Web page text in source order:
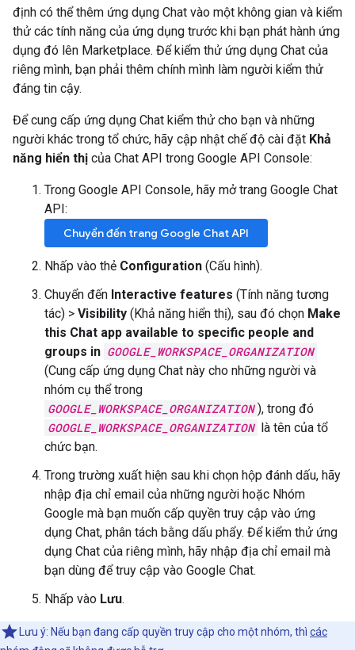
định có thể thêm ứng dụng Chat vào một không gian và kiểm
thử các tính năng của ứng dụng trước khi bạn phát hành ứng
dụng đó lên Marketplace. Để kiểm thử ứng dụng Chat của
riêng mình, bạn phải thêm chính mình làm người kiểm thử
đáng tin cậy.
Để cung cấp ứng dụng Chat kiểm thử cho bạn và những
người khác trong tổ chức, hãy cập nhật chế độ cài đặt Khả
năng hiển thị của Chat API trong Google API Console:
Trong Google API Console, hãy mở trang Google Chat
API:
Chuyển đến trang Google Chat API
Nhấp vào thẻ Configuration (Cấu hình).
Chuyển đến Interactive features (Tính năng tương
tác) > Visibility (Khả năng hiển thị), sau đó chọn Make
this Chat app available to specific people and
groups in GOOGLE_WORKSPACE_ORGANIZATION
(Cung cấp ứng dụng Chat này cho những người và
nhóm cụ thể trong
GOOGLE_WORKSPACE_ORGANIZATION ), trong đó
GOOGLE_WORKSPACE_ORGANIZATION là tên của tổ
chức bạn.
Trong trường xuất hiện sau khi chọn hộp đánh dấu, hãy
nhập địa chỉ email của những người hoặc Nhóm
Google mà bạn muốn cấp quyền truy cập vào ứng
dụng Chat, phân tách bằng dấu phẩy. Để kiểm thử ứng
dụng Chat của riêng mình, hãy nhập địa chỉ email mà
bạn dùng để truy cập vào Google Chat.
Nhấp vào Lưu.
Lưu ý: Nếu bạn đang cấp quyền truy cập cho một nhóm, thì các